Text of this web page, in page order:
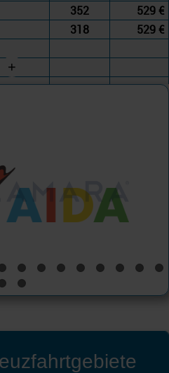
352
529 €
318 529 €
+